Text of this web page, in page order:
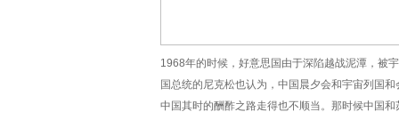
1968年的时候，好意思国由于深陷越战泥潭，被
国总统的尼克松也认为，中国晨夕会和宇宙列国
中国其时的酬酢之路走得也不顺当。那时候中国和